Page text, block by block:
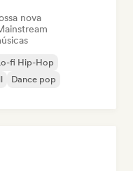
nova
fi Hip-Hop
Dance pop